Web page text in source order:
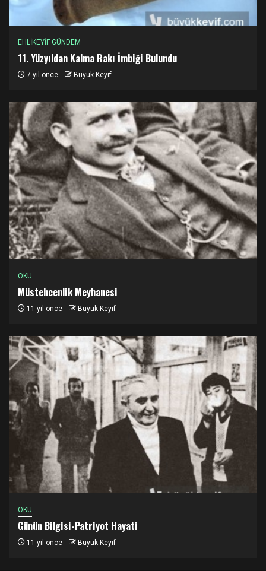
EHLİKEYİF GÜNDEM
11. Yüzyıldan Kalma Rakı İmbiği Bulundu
7 yıl önce Büyük Keyif
OKU
Müstehcenlik Meyhanesi
11 yıl önce Büyük Keyif
OKU
Günün Bilgisi-Patriyot Hayati
11 yıl önce Büyük Keyif